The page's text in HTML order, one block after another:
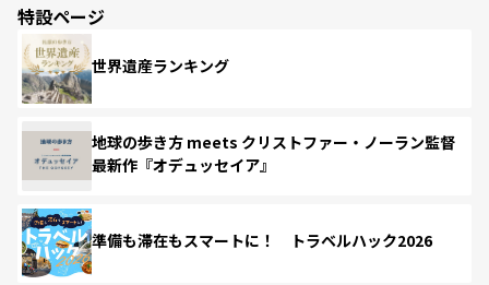
特設ページ
世界遺産ランキング
地球の歩き方 meets クリストファー・ノーラン監督
最新作『オデュッセイア』
準備も滞在もスマートに！ トラベルハック2026